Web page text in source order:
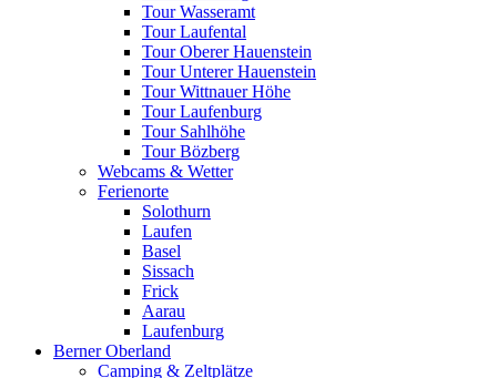
Tour Wasseramt
Tour Laufental
Tour Oberer Hauenstein
Tour Unterer Hauenstein
Tour Wittnauer Höhe
Tour Laufenburg
Tour Sahlhöhe
Tour Bözberg
Webcams & Wetter
Ferienorte
Solothurn
Laufen
Basel
Sissach
Frick
Aarau
Laufenburg
Berner Oberland
Camping & Zeltplätze